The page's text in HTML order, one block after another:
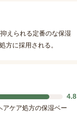
えられる定番のな保湿
方に採用される。
4.8
アケア処方の保湿ベー